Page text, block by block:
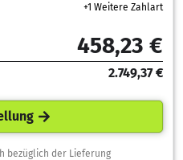
+1 Weitere Zahlart
458,23 €
2.749,37 €
bezüglich der Lieferung